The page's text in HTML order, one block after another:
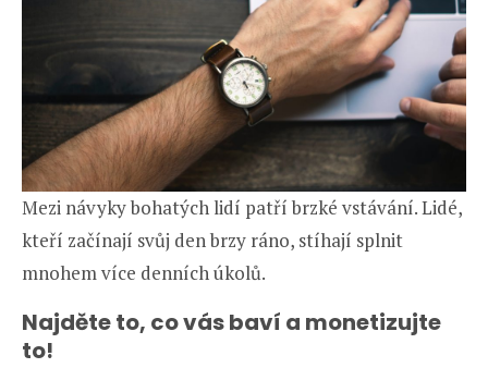
Mezi návyky bohatých lidí patří brzké vstávání. Lidé,
kteří začínají svůj den brzy ráno, stíhají splnit
mnohem více denních úkolů.
Najděte to, co vás baví a monetizujte
to!